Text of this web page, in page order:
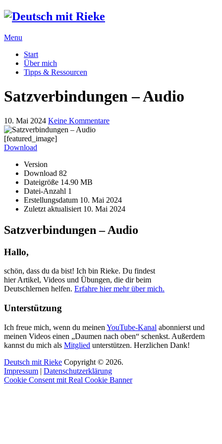
Menu
Start
Über mich
Tipps & Ressourcen
Satzverbindungen – Audio
10. Mai 2024 Keine Kommentare
[featured_image]
Download
Version
Download 82
Dateigröße 14.90 MB
Datei-Anzahl 1
Erstellungsdatum 10. Mai 2024
Zuletzt aktualisiert 10. Mai 2024
Satzverbindungen – Audio
Hallo,
schön, dass du da bist! Ich bin Rieke. Du findest
hier Artikel, Videos und Übungen, die dir beim
Deutschlernen helfen. Erfahre hier mehr über mich.
Unterstützung
Ich freue mich, wenn du meinen YouTube-Kanal abonnierst und
meinen Videos einen „Daumen nach oben“ schenkst. Außerdem
kannst du mich als Mitglied unterstützen. Herzlichen Dank!
Deutsch mit Rieke Copyright © 2026.
Impressum | Datenschutzerklärung
Cookie Consent mit Real Cookie Banner